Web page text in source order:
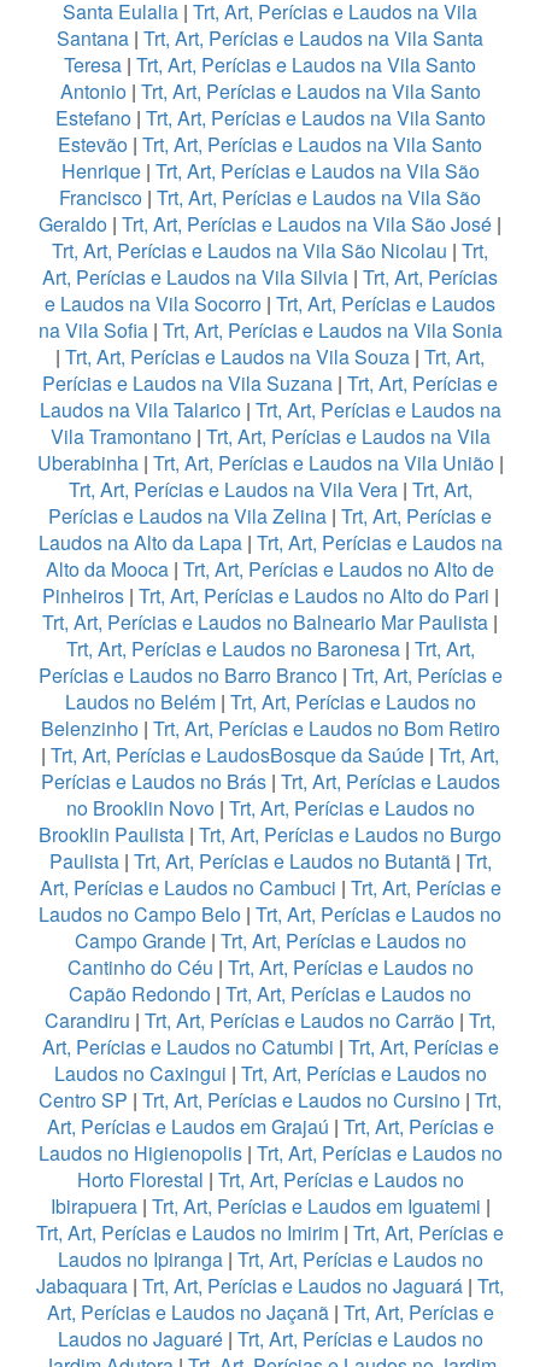
Santa Eulalia | Trt, Art, Perícias e Laudos na Vila
Santana | Trt, Art, Perícias e Laudos na Vila Santa
Teresa | Trt, Art, Perícias e Laudos na Vila Santo
Antonio| Trt, Art, Perícias e Laudos na Vila Santo
Estefano| Trt, Art, Perícias e Laudos na Vila Santo
Estevão | Trt, Art, Perícias e Laudos na Vila Santo
Henrique| Trt, Art, Perícias e Laudos na Vila São
Francisco | Trt, Art, Perícias e Laudos na Vila São
Geraldo | Trt, Art, Perícias e Laudos na Vila São José |
Trt, Art, Perícias e Laudos na Vila São Nicolau | Trt,
Art, Perícias e Laudos na Vila Silvia | Trt, Art, Perícias
e Laudos na Vila Socorro | Trt, Art, Perícias e Laudos
na Vila Sofia| Trt, Art, Perícias e Laudos na Vila Sonia
| Trt, Art, Perícias e Laudos na Vila Souza | Trt, Art,
Perícias e Laudos na Vila Suzana | Trt, Art, Perícias e
Laudos na Vila Talarico| Trt, Art, Perícias e Laudos na
Vila Tramontano| Trt, Art, Perícias e Laudos na Vila
Uberabinha| Trt, Art, Perícias e Laudos na Vila União|
Trt, Art, Perícias e Laudos na Vila Vera| Trt, Art,
Perícias e Laudos na Vila Zelina | Trt, Art, Perícias e
Laudos na Alto da Lapa| Trt, Art, Perícias e Laudos na
Alto da Mooca | Trt, Art, Perícias e Laudos no Alto de
Pinheiros| Trt, Art, Perícias e Laudos no Alto do Pari |
Trt, Art, Perícias e Laudos no Balneario Mar Paulista |
Trt, Art, Perícias e Laudos no Baronesa| Trt, Art,
Perícias e Laudos no Barro Branco| Trt, Art, Perícias e
Laudos no Belém| Trt, Art, Perícias e Laudos no
Belenzinho| Trt, Art, Perícias e Laudos no Bom Retiro
| Trt, Art, Perícias e LaudosBosque da Saúde | Trt, Art,
Perícias e Laudos no Brás| Trt, Art, Perícias e Laudos
no Brooklin Novo| Trt, Art, Perícias e Laudos no
Brooklin Paulista | Trt, Art, Perícias e Laudos no Burgo
Paulista| Trt, Art, Perícias e Laudos no Butantã| Trt,
Art, Perícias e Laudos no Cambuci | Trt, Art, Perícias e
Laudos no Campo Belo | Trt, Art, Perícias e Laudos no
Campo Grande| Trt, Art, Perícias e Laudos no
Cantinho do Céu | Trt, Art, Perícias e Laudos no
Capão Redondo | Trt, Art, Perícias e Laudos no
Carandiru | Trt, Art, Perícias e Laudos no Carrão | Trt,
Art, Perícias e Laudos no Catumbi | Trt, Art, Perícias e
Laudos no Caxingui | Trt, Art, Perícias e Laudos no
Centro SP | Trt, Art, Perícias e Laudos no Cursino | Trt,
Art, Perícias e Laudos em Grajaú | Trt, Art, Perícias e
Laudos no Higienopolis| Trt, Art, Perícias e Laudos no
Horto Florestal | Trt, Art, Perícias e Laudos no
Ibirapuera| Trt, Art, Perícias e Laudos em Iguatemi |
Trt, Art, Perícias e Laudos no Imirim | Trt, Art, Perícias e
Laudos no Ipiranga| Trt, Art, Perícias e Laudos no
Jabaquara | Trt, Art, Perícias e Laudos no Jaguará | Trt,
Art, Perícias e Laudos no Jaçanã| Trt, Art, Perícias e
Laudos no Jaguaré| Trt, Art, Perícias e Laudos no